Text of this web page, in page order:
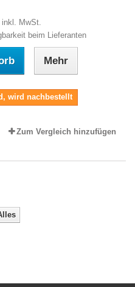
inkl. MwSt.
beim Lieferanten
Mehr
wird nachbestellt
Zum Vergleich hinzufügen